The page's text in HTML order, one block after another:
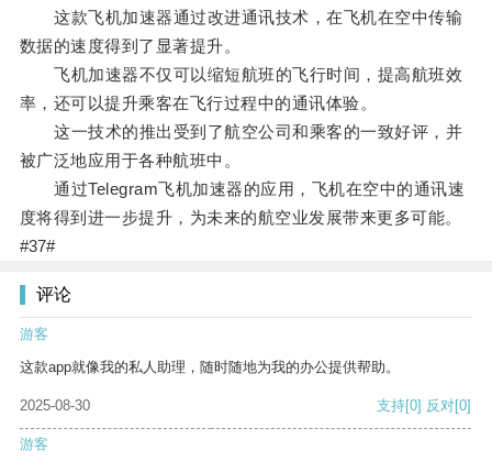
这款飞机加速器通过改进通讯技术，在飞机在空中传输
数据的速度得到了显著提升。
飞机加速器不仅可以缩短航班的飞行时间，提高航班效
率，还可以提升乘客在飞行过程中的通讯体验。
这一技术的推出受到了航空公司和乘客的一致好评，并
被广泛地应用于各种航班中。
通过Telegram飞机加速器的应用，飞机在空中的通讯速
度将得到进一步提升，为未来的航空业发展带来更多可能。
#37#
评论
游客
这款app就像我的私人助理，随时随地为我的办公提供帮助。
2025-08-30 支持[0] 反对[0]
游客